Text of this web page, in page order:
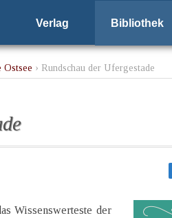
Verlag Bibliothek
Ostsee › Rundschau der Ufergestade
Wissenswerteste der